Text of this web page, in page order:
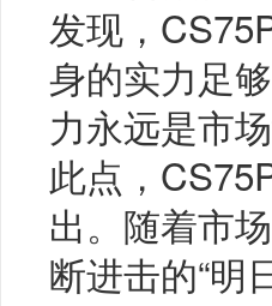
发现，
身的实力足
力永远是市
此点，
出。随着市
断进击的“明